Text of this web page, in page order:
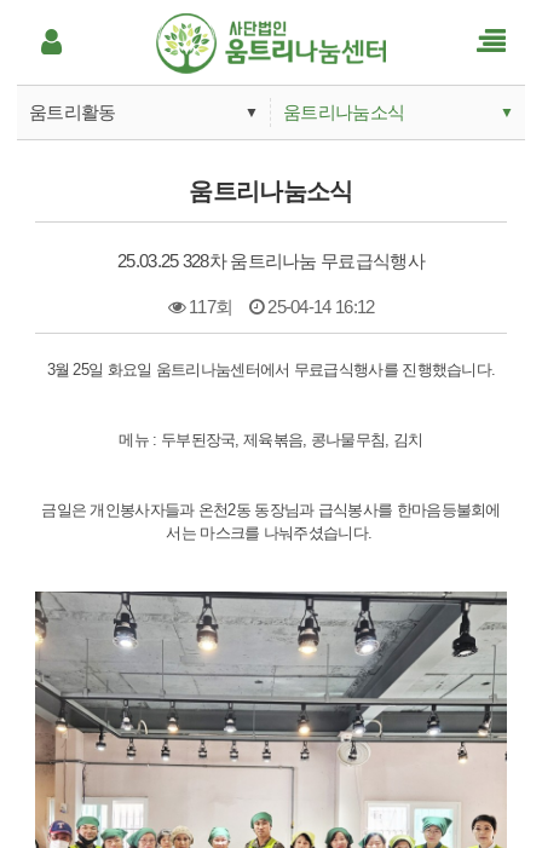
움트리활동 ▼
사업안내
움트리활동
움트리나눔소식 ▼
후원소식
움트리나눔소식
25.03.25 328차 움트리나눔 무료급식행사
117회 25-04-14 16:12
본문
3월 25일 화요일 움트리나눔센터에서 무료급식행사를 진행했습니다.
메뉴 : 두부된장국, 제육볶음, 콩나물무침, 김치
금일은 개인봉사자들과 온천2동 동장님과 급식봉사를 한마음등불회에
서는 마스크를 나눠주셨습니다.